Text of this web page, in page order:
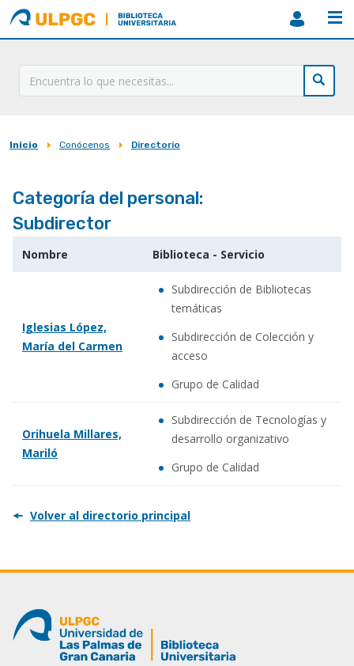
ULPGC
Biblioteca
ULPGC
Sobrescribir
de
ayuda
Inicio Conócenos Directorio
Categoría del personal:
Subdirector
Nombre Biblioteca - Servicio
Iglesias López,
María del Carmen
Subdirección de Bibliotecas
temáticas
Subdirección de Colección y
acceso
Grupo de Calidad
Orihuela Millares,
Mariló
Subdirección de Tecnologías y
desarrollo organizativo
Grupo de Calidad
Volver al directorio principal